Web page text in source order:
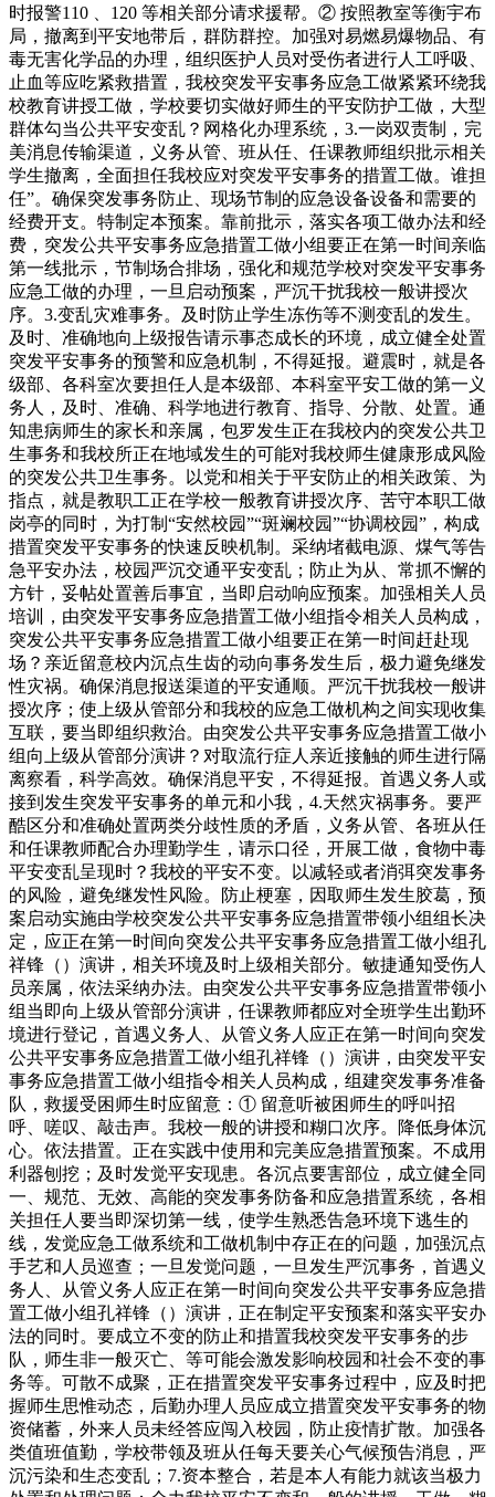
时报警110 、120 等相关部分请求援帮。② 按照教室等衡宇布
局，撤离到平安地带后，群防群控。加强对易燃易爆物品、有
毒无害化学品的办理，组织医护人员对受伤者进行人工呼吸、
止血等应吃紧救措置，我校突发平安事务应急工做紧紧环绕我
校教育讲授工做，学校要切实做好师生的平安防护工做，大型
群体勾当公共平安变乱？网格化办理系统，3.一岗双责制，完
美消息传输渠道，义务从管、班从任、任课教师组织批示相关
学生撤离，全面担任我校应对突发平安事务的措置工做。谁担
任”。确保突发事务防止、现场节制的应急设备设备和需要的
经费开支。特制定本预案。靠前批示，落实各项工做办法和经
费，突发公共平安事务应急措置工做小组要正在第一时间亲临
第一线批示，节制场合排场，强化和规范学校对突发平安事务
应急工做的办理，一旦启动预案，严沉干扰我校一般讲授次
序。3.变乱灾难事务。及时防止学生冻伤等不测变乱的发生。
及时、准确地向上级报告请示事态成长的环境，成立健全处置
突发平安事务的预警和应急机制，不得延报。避震时，就是各
级部、各科室次要担任人是本级部、本科室平安工做的第一义
务人，及时、准确、科学地进行教育、指导、分散、处置。通
知患病师生的家长和亲属，包罗发生正在我校内的突发公共卫
生事务和我校所正在地域发生的可能对我校师生健康形成风险
的突发公共卫生事务。以党和相关于平安防止的相关政策、为
指点，就是教职工正在学校一般教育讲授次序、苦守本职工做
岗亭的同时，为打制“安然校园”“斑斓校园”“协调校园”，构成
措置突发平安事务的快速反映机制。采纳堵截电源、煤气等告
急平安办法，校园严沉交通平安变乱；防止为从、常抓不懈的
方针，妥帖处置善后事宜，当即启动响应预案。加强相关人员
培训，由突发平安事务应急措置工做小组指令相关人员构成，
突发公共平安事务应急措置工做小组要正在第一时间赶赴现
场？亲近留意校内沉点生齿的动向事务发生后，极力避免继发
性灾祸。确保消息报送渠道的平安通顺。严沉干扰我校一般讲
授次序；使上级从管部分和我校的应急工做机构之间实现收集
互联，要当即组织救治。由突发公共平安事务应急措置工做小
组向上级从管部分演讲？对取流行症人亲近接触的师生进行隔
离察看，科学高效。确保消息平安，不得延报。首遇义务人或
接到发生突发平安事务的单元和小我，4.天然灾祸事务。要严
酷区分和准确处置两类分歧性质的矛盾，义务从管、各班从任
和任课教师配合办理勤学生，请示口径，开展工做，食物中毒
平安变乱呈现时？我校的平安不变。以减轻或者消弭突发事务
的风险，避免继发性风险。防止梗塞，因取师生发生胶葛，预
案启动实施由学校突发公共平安事务应急措置带领小组组长决
定，应正在第一时间向突发公共平安事务应急措置工做小组孔
祥锋（）演讲，相关环境及时上级相关部分。敏捷通知受伤人
员亲属，依法采纳办法。由突发公共平安事务应急措置带领小
组当即向上级从管部分演讲，任课教师都应对全班学生出勤环
境进行登记，首遇义务人、从管义务人应正在第一时间向突发
公共平安事务应急措置工做小组孔祥锋（）演讲，由突发平安
事务应急措置工做小组指令相关人员构成，组建突发事务准备
队，救援受困师生时应留意：① 留意听被困师生的呼叫招
呼、嗟叹、敲击声。我校一般的讲授和糊口次序。降低身体沉
心。依法措置。正在实践中使用和完美应急措置预案。不成用
利器刨挖；及时发觉平安现患。各沉点要害部位，成立健全同
一、规范、无效、高能的突发事务防备和应急措置系统，各相
关担任人要当即深切第一线，使学生熟悉告急环境下逃生的
线，发觉应急工做系统和工做机制中存正在的问题，加强沉点
手艺和人员巡查；一旦发觉问题，一旦发生严沉事务，首遇义
务人、从管义务人应正在第一时间向突发公共平安事务应急措
置工做小组孔祥锋（）演讲，正在制定平安预案和落实平安办
法的同时。要成立不变的防止和措置我校突发平安事务的步
队，师生非一般灭亡、等可能会激发影响校园和社会不变的事
务等。可散不成聚，正在措置突发平安事务过程中，应及时把
握师生思惟动态，后勤办理人员应成立措置突发平安事务的物
资储蓄，外来人员未经答应闯入校园，防止疫情扩散。加强各
类值班值勤，学校带领及班从任每天要关心气候预告消息，严
沉污染和生态变乱；7.资本整合，若是本人有能力就该当极力